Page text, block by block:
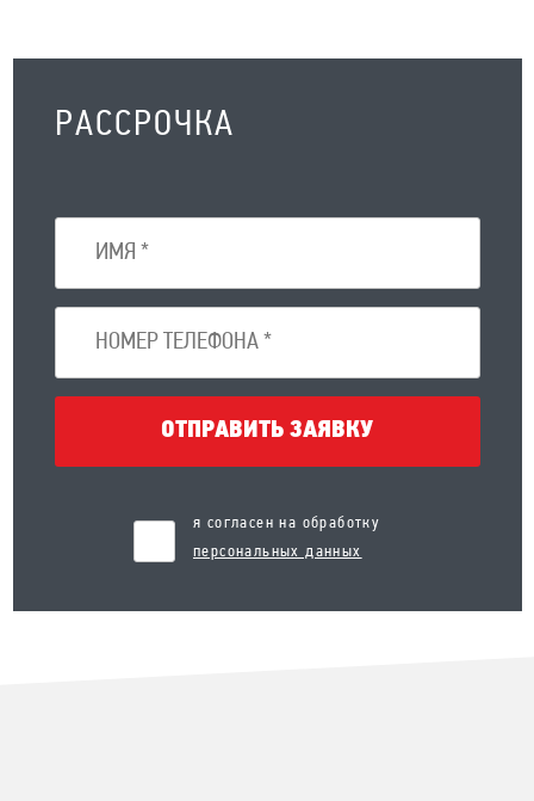
РАССРОЧКА
ОТПРАВИТЬ ЗАЯВКУ
я согласен на обработку
персональных данных